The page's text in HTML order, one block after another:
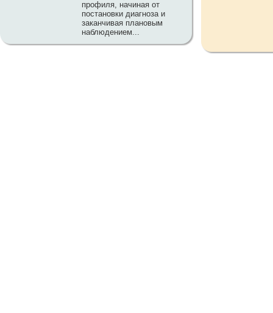
профиля, начиная от
постановки диагноза и
заканчивая плановым
наблюдением...